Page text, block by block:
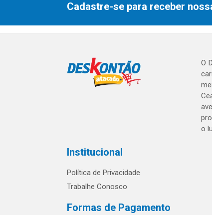
Cadastre-se para receber
O
o
Institucional
Política de Privacidade
Trabalhe Conosco
Formas de Pagamento